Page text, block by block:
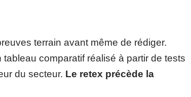
terrain avant même de rédiger.
comparatif réalisé à partir de tests
du secteur. Le retex précède la